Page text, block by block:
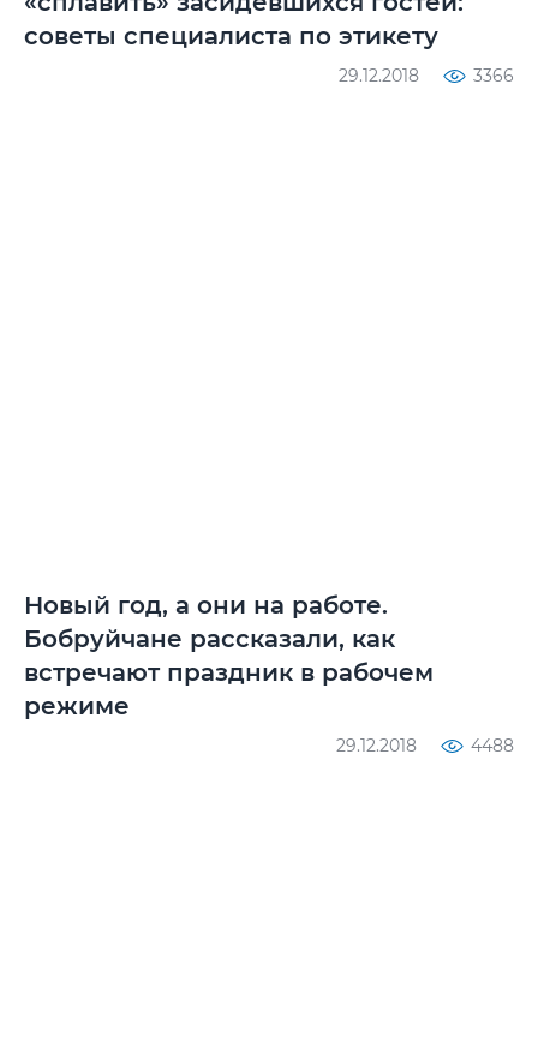
советы специалиста по этикету
29.12.2018 3366
Новый год, а они на работе.
Бобруйчане рассказали, как
встречают праздник в рабочем
режиме
29.12.2018 4488